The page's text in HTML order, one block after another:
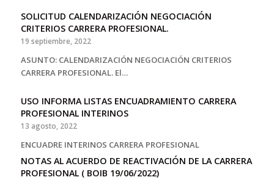
SOLICITUD CALENDARIZACIÓN NEGOCIACIÓN
CRITERIOS CARRERA PROFESIONAL.
19 septiembre, 2022
ASUNTO: CALENDARIZACIÓN NEGOCIACIÓN CRITERIOS
CARRERA PROFESIONAL. El…
USO INFORMA LISTAS ENCUADRAMIENTO CARRERA
PROFESIONAL INTERINOS
13 agosto, 2022
ENCUADRE INTERINOS CARRERA PROFESIONAL
NOTAS AL ACUERDO DE REACTIVACIÓN DE LA CARRERA
PROFESIONAL ( BOIB 19/06/2022)